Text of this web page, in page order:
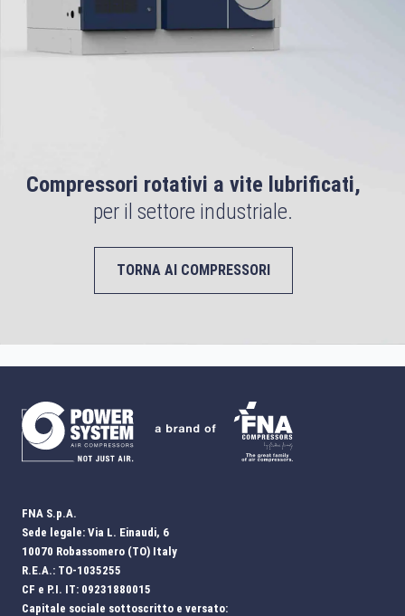
Compressori rotativi a vite lubrificati,
per il settore industriale.
TORNA AI COMPRESSORI
FNA S.p.A.
Sede legale: Via L. Einaudi, 6
10070 Robassomero (TO) Italy
R.E.A.: TO-1035255
CF e P.I. IT: 09231880015
Capitale sociale sottoscritto e versato: